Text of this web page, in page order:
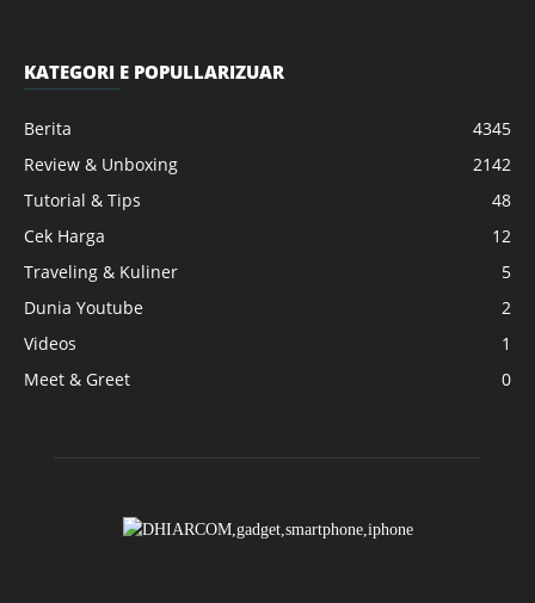
KATEGORI E POPULLARIZUAR
Berita
4345
Review & Unboxing
2142
Tutorial & Tips
48
Cek Harga
12
Traveling & Kuliner
5
Dunia Youtube
2
Videos
1
Meet & Greet
0